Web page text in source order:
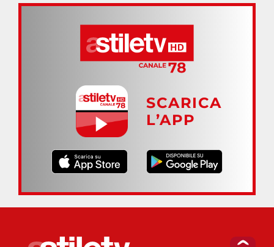
SCARICA
L’APP